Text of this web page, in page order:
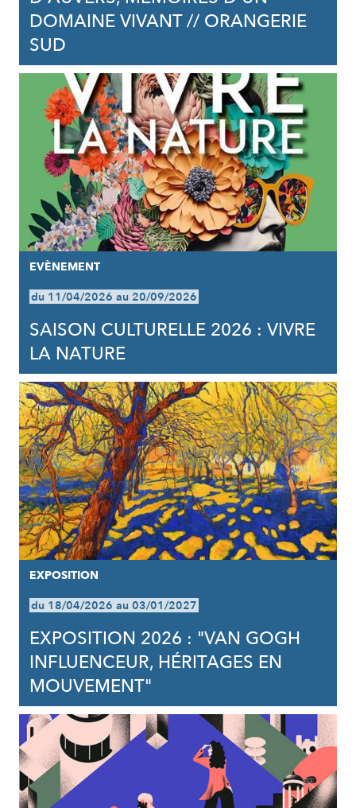
DOMAINE VIVANT // ORANGERIE
SUD
EVÈNEMENT
du 11/04/2026 au 20/09/2026
SAISON CULTURELLE 2026 : VIVRE
LA NATURE
EXPOSITION
du 18/04/2026 au 03/01/2027
EXPOSITION 2026 : "VAN GOGH
INFLUENCEUR, HÉRITAGES EN
MOUVEMENT"